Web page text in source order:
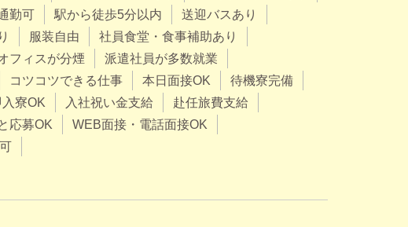
勤可 駅から徒歩5分以内
送迎バスあり
服装自由
社員食堂・食事補助あり
フィスが分煙
派遣社員が多数就業
コツコツできる仕事 本日面接OK
待機寮完備
寮OK
入社祝い金支給
赴任旅費支給
応募OK
WEB面接・電話面接OK